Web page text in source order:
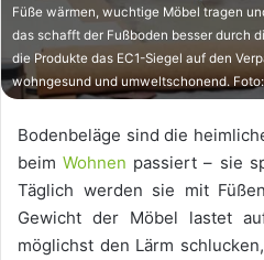
Füße wärmen, wuchtige Möbel tragen
das schafft der Fußboden besser durch
die Produkte das EC1-Siegel auf den
wohngesund und umweltschonend. Foto:
Bodenbeläge sind die
beimWohnen passiert – sie
Täglich werden sie mit
Gewicht der Möbel lastet
möglichst den Lärm